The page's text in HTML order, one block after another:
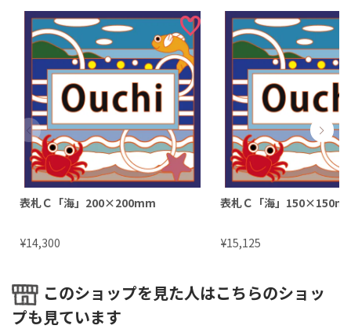
表札Ｃ「海」200×200mm
¥14,300
表札Ｃ「海」
¥15,125
このショップを見た人はこちらのショッ
プも見ています